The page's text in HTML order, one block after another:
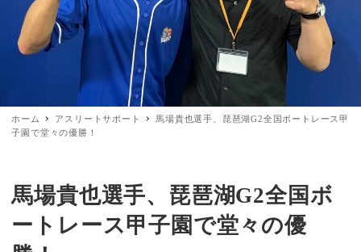
ホーム アスリートサポート
馬場貴也選手、琵琶湖G2全国ボートレース甲
子園で堂々の優勝！
馬場貴也選手、琵琶湖G2全国ボ
ートレース甲子園で堂々の優